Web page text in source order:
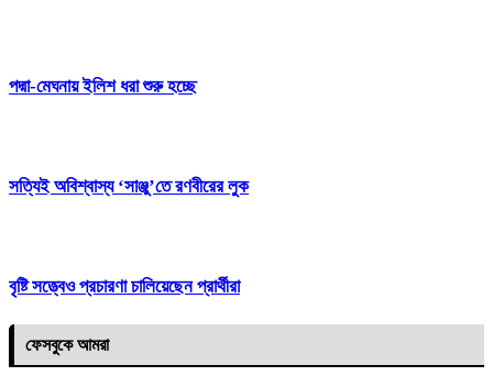
পদ্মা-মেঘনায় ইলিশ ধরা শুরু হচ্ছে
সত্যিই অবিশ্বাস্য ‘সাঞ্জু’তে রণবীরের লুক
বৃষ্টি সত্ত্বেও প্রচারণা চালিয়েছেন প্রার্থীরা
ফেসবুকে আমরা